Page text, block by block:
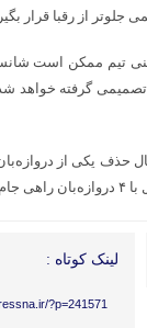
از رقبا قرار
تیم ممکن است
گرفته خواهد
حذف یکی از
لینک کوتاه :
?p=241571